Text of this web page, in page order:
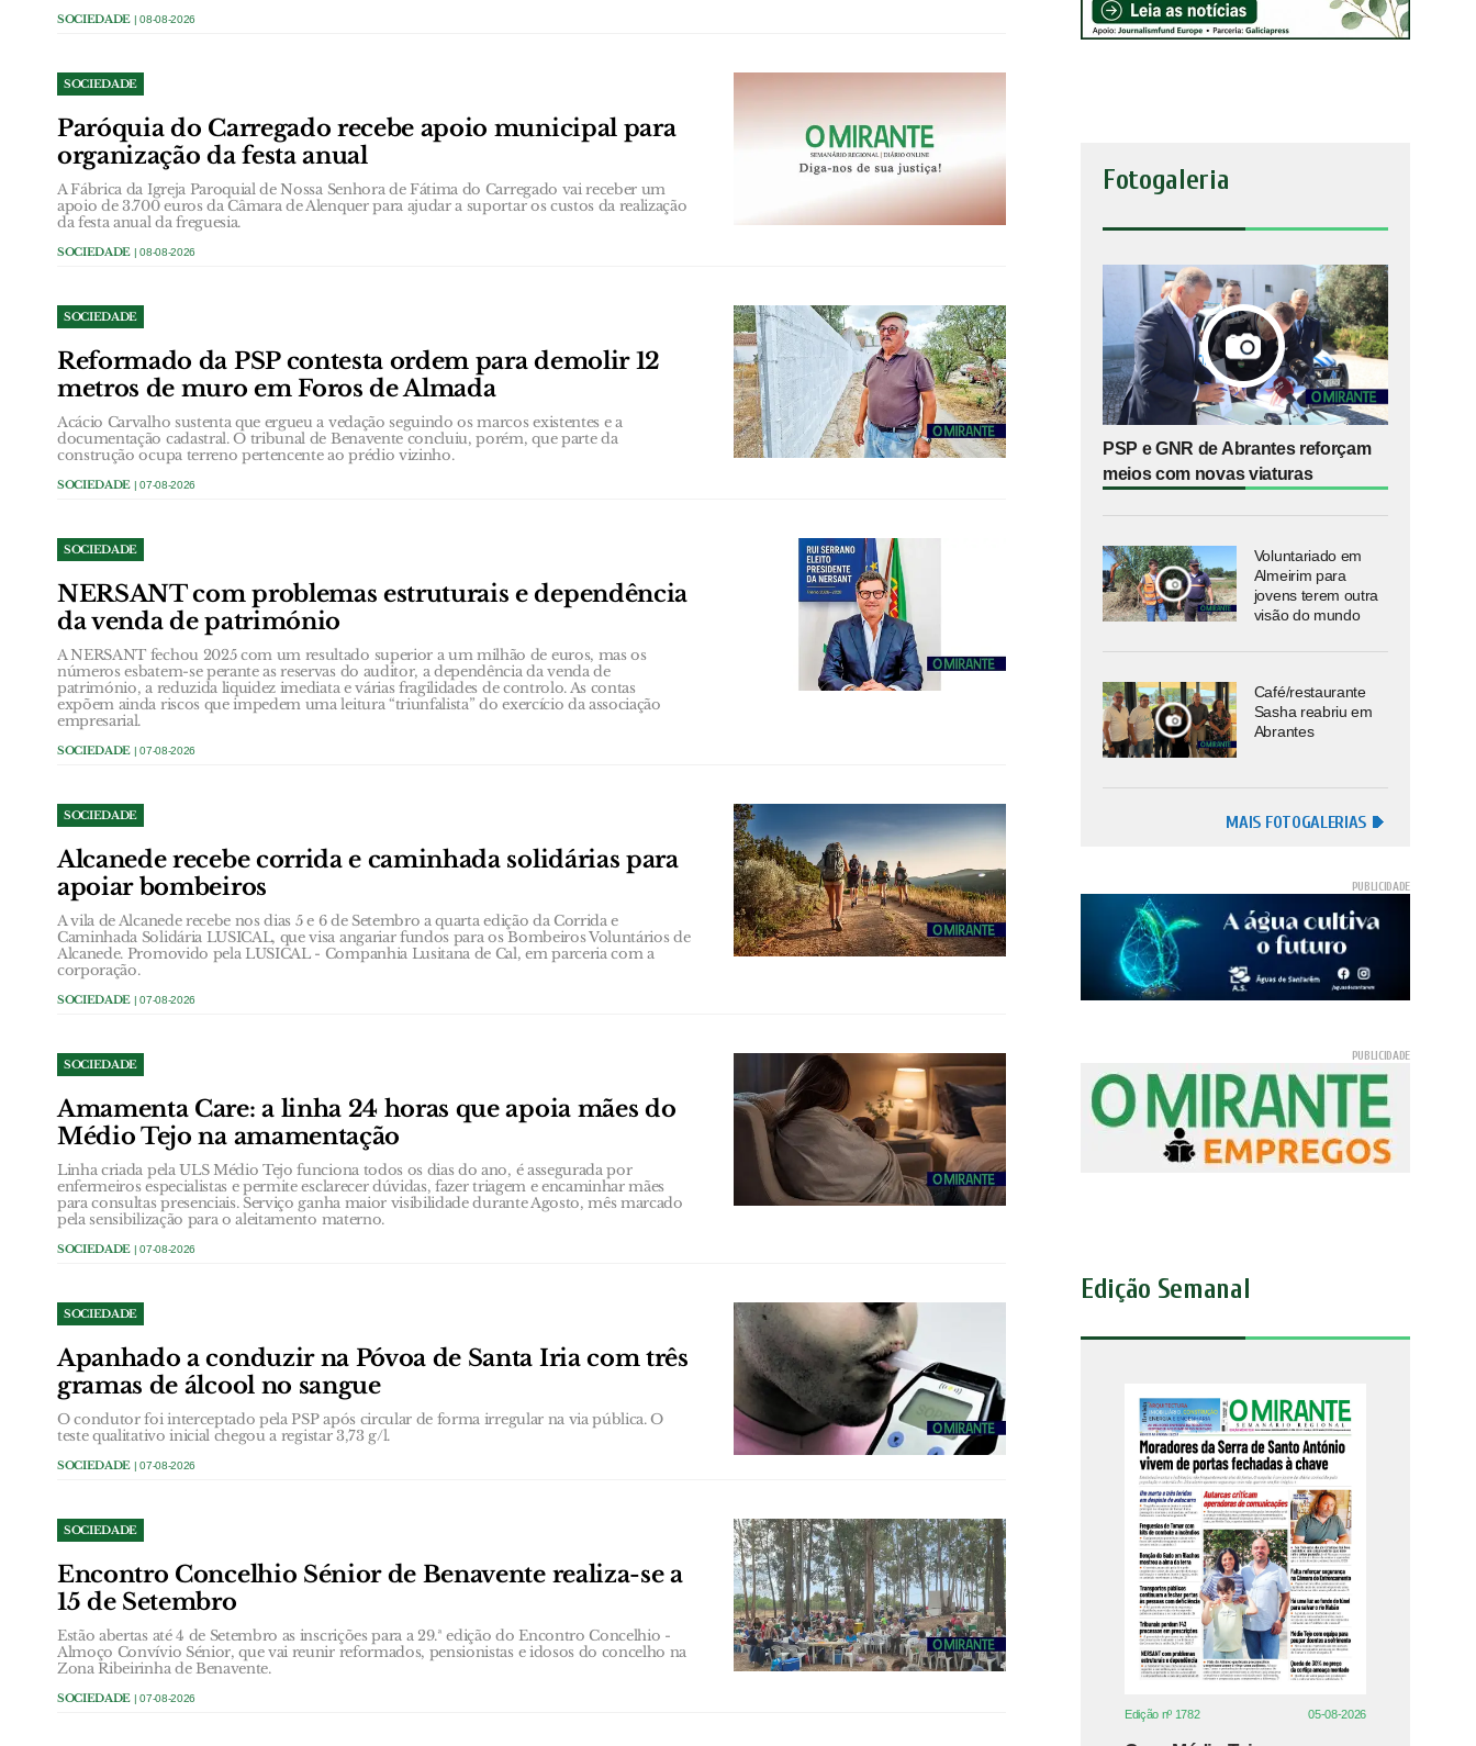
SOCIEDADE | 08-08-2026
SOCIEDADE
Paróquia do Carregado recebe apoio municipal para
organização da festa anual
A Fábrica da Igreja Paroquial de Nossa Senhora de Fátima do Carregado vai receber um
apoio de 3.700 euros da Câmara de Alenquer para ajudar a suportar os custos da realização
da festa anual da freguesia.
SOCIEDADE | 08-08-2026
SOCIEDADE
Reformado da PSP contesta ordem para demolir 12
metros de muro em Foros de Almada
Acácio Carvalho sustenta que ergueu a vedação seguindo os marcos existentes e a
documentação cadastral. O tribunal de Benavente concluiu, porém, que parte da
construção ocupa terreno pertencente ao prédio vizinho.
SOCIEDADE | 07-08-2026
SOCIEDADE
NERSANT com problemas estruturais e dependência
da venda de património
A NERSANT fechou 2025 com um resultado superior a um milhão de euros, mas os
números esbatem-se perante as reservas do auditor, a dependência da venda de
património, a reduzida liquidez imediata e várias fragilidades de controlo. As contas
expõem ainda riscos que impedem uma leitura “triunfalista” do exercício da associação
empresarial.
SOCIEDADE | 07-08-2026
SOCIEDADE
Alcanede recebe corrida e caminhada solidárias para
apoiar bombeiros
A vila de Alcanede recebe nos dias 5 e 6 de Setembro a quarta edição da Corrida e
Caminhada Solidária LUSICAL, que visa angariar fundos para os Bombeiros Voluntários de
Alcanede. Promovido pela LUSICAL - Companhia Lusitana de Cal, em parceria com a
corporação.
SOCIEDADE | 07-08-2026
SOCIEDADE
Amamenta Care: a linha 24 horas que apoia mães do
Médio Tejo na amamentação
Linha criada pela ULS Médio Tejo funciona todos os dias do ano, é assegurada por
enfermeiros especialistas e permite esclarecer dúvidas, fazer triagem e encaminhar mães
para consultas presenciais. Serviço ganha maior visibilidade durante Agosto, mês marcado
pela sensibilização para o aleitamento materno.
SOCIEDADE | 07-08-2026
SOCIEDADE
Apanhado a conduzir na Póvoa de Santa Iria com três
gramas de álcool no sangue
O condutor foi interceptado pela PSP após circular de forma irregular na via pública. O
teste qualitativo inicial chegou a registar 3,73 g/l.
SOCIEDADE | 07-08-2026
SOCIEDADE
Encontro Concelhio Sénior de Benavente realiza-se a
15 de Setembro
Estão abertas até 4 de Setembro as inscrições para a 29.ª edição do Encontro Concelhio -
Almoço Convívio Sénior, que vai reunir reformados, pensionistas e idosos do concelho na
Zona Ribeirinha de Benavente.
SOCIEDADE | 07-08-2026
Fotogaleria
PSP e GNR de Abrantes reforçam
meios com novas viaturas
Voluntariado em
Almeirim para
jovens terem outra
visão do mundo
Café/restaurante
Sasha reabriu em
Abrantes
MAIS FOTOGALERIAS
Edição Semanal
Edição nº 1782 05-08-2026